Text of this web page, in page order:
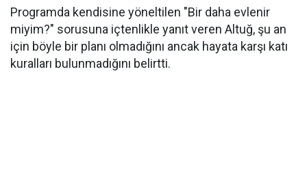
Programda kendisine yöneltilen "Bir daha evlenir
miyim?" sorusuna içtenlikle yanıt veren Altuğ, şu an
için böyle bir planı olmadığını ancak hayata karşı katı
kuralları bulunmadığını belirtti.